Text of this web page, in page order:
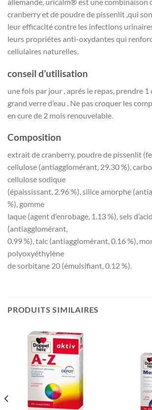
cranberry et de poudre de pissenlit ,qui
leur efficacité contre les infections
leurs propriétes anti-oxydantes qui
cellulaires naturelles.
conseil d’utilisation
une fois par jour , aprés le repas, prendre 1
grand verre d’eau . Ne pas croquer les
en cure de 2 mois renouvelable.
Composition
extrait de cranberry, poudre de pissenlit
cellulose (antiagglomérant, 29.30 %),
cellulose sodique
(épaississant, 2.96 %), silice amorphe
%), gomme
laque (agent d‘enrobage, 1.13 %), sels
(antiagglomérant,
0.99 %), talc (antiagglomérant, 0.16 %),
polyoxyéthylène
de sorbitane 20 (émulsifiant, 0.12 %).
PRODUITS SIMILAIRES